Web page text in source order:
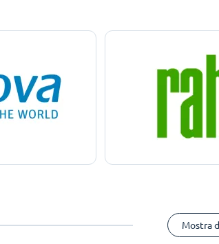
Mostra